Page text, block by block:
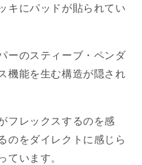
キにパッドが貼られてい
ーのスティーブ・ペンダ
機能を生む構造が隠され
フレックスするのを感
のをダイレクトに感じら
ています。